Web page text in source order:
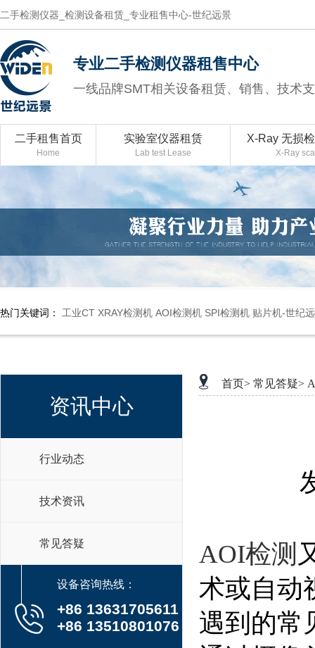
二手检测仪器_检测设备租赁_专业租售中心-世纪远景
专业二手检测仪器租售中心
一线品牌SMT相关设备租赁、销售、技术
二手租售首页
Home
实验室仪器租赁
Lab test Lease
X-Ray 无损
X-Ray
热门关键词： 工业CT XRAY检测机 AOI检测机 SPI检测机 贴片机-世纪
资讯中心
行业动态
技术资讯
常见答疑
设备咨询热线：
+86 13631705611
+86 13510801076
首页> 常见答疑>
AOI检测
术或自动
遇到的常